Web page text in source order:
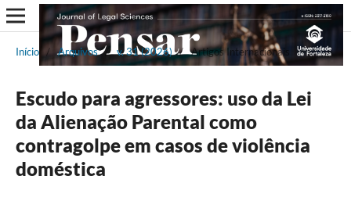
Início / Arquivos / v. 31 (2026) / Artigos Internacionais
Escudo para agressores: uso da Lei
da Alienação Parental como
contragolpe em casos de violência
doméstica